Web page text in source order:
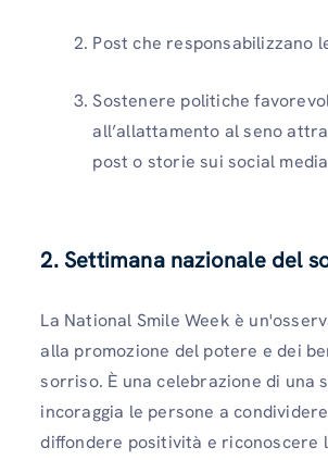
Post che responsabilizzano
Sostenere politiche
all’allattamento al seno
post o storie sui social media
2. Settimana nazionale del
La National Smile Week è
alla promozione del potere e dei
sorriso. È una celebrazione di una
incoraggia le persone a
diffondere positività e riconoscere